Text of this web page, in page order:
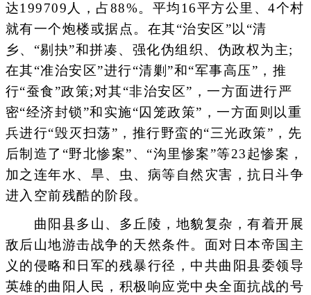
达199709人，占88%。平均16平方公里、4个村
就有一个炮楼或据点。在其“治安区”以“清
乡、“剔抉”和拼凑、强化伪组织、伪政权为主;
在其“准治安区”进行“清剿”和“军事高压”，推
行“蚕食”政策;对其“非治安区”，一方面进行严
密“经济封锁”和实施“囚笼政策”，一方面则以重
兵进行“毁灭扫荡”，推行野蛮的“三光政策”，先
后制造了“野北惨案”、“沟里惨案”等23起惨案，
加之连年水、旱、虫、病等自然灾害，抗日斗争
进入空前残酷的阶段。
曲阳县多山、多丘陵，地貌复杂，有着开展
敌后山地游击战争的天然条件。面对日本帝国主
义的侵略和日军的残暴行径，中共曲阳县委领导
英雄的曲阳人民，积极响应党中央全面抗战的号